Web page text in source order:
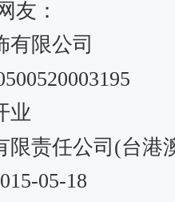
友：
有限公司
业
限责任公司(台港
05-18